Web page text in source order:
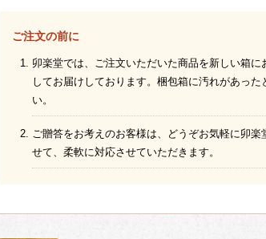
ご注文の前に
卯楽堂では、ご注文いただいた商品を新しい箱
してお届けしております。梱包箱に汚れがあっ
い。
ご贈答をお考えのお客様は、どうぞお気軽に卯
せて、柔軟に対応させていただきます。